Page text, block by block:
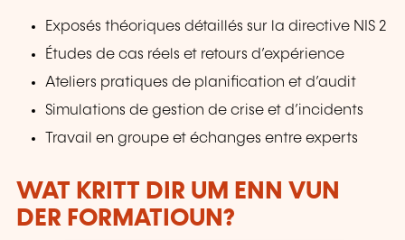
Exposés théoriques détaillés sur la directive NIS 2
Études de cas réels et retours d’expérience
Ateliers pratiques de planification et d’audit
Simulations de gestion de crise et d’incidents
Travail en groupe et échanges entre experts
WAT KRITT DIR UM ENN VUN
DER FORMATIOUN?